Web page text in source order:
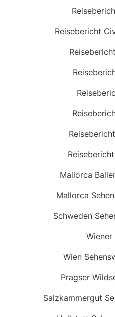
Reisebericht
Mallorca
Mallorca
Schweden
Wiener
Wien
Pragser
Salzkammergut